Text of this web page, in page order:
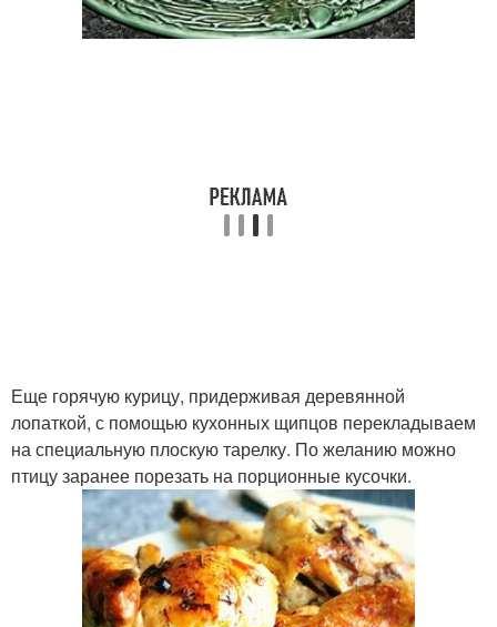
Еще горячую курицу, придерживая деревянной
лопаткой, с помощью кухонных щипцов перекладываем
на специальную плоскую тарелку. По желанию можно
птицу заранее порезать на порционные кусочки.